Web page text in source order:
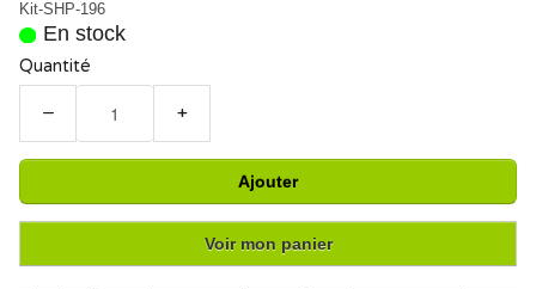
Kit-SHP-196
En stock
Quantité
− +
Ajouter
Voir mon panier